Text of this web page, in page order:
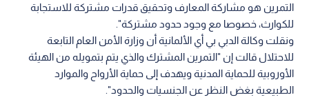
التمرين هو مشاركة المعارف وتحقيق قدرات مشتركة للاستجابة
للكوارث، خصوصا مع وجود حدود مشتركة".
ونقلت وكالة الدبي بي أي الألمانية أن وزارة الأمن العام التابعة
للاحتلال قالت إن "التمرين المشترك والذي يتم بتمويله من الهيئة
الأوروبية للحماية المدنية ويهدف إلى حماية الأرواح والموارد
الطبيعية بغض النظر عن الجنسيات والحدود".